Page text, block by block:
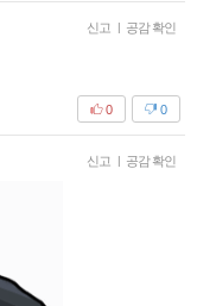
신고 | 공감 확인
0
0
신고 | 공감 확인